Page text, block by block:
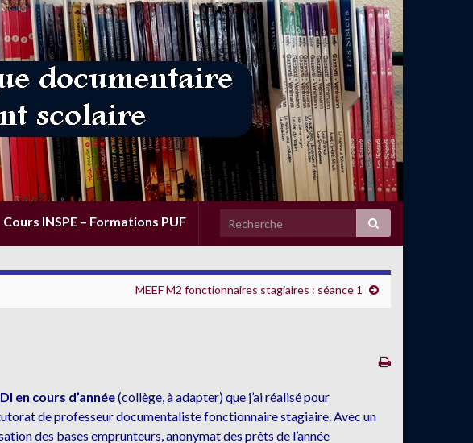
Cours INSPE – Formations PUF
MEEF M2 fonctionnaires stagiaires : séance 1
en cours d’année(collège, à adapter) que j’ai réalisé pour
de professeur documentaliste fonctionnaire stagiaire. Avec un
des bases emprunteurs, anonymat des prêts de l’année